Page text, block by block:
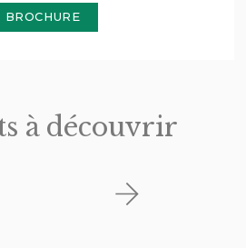
BROCHURE
à découvrir